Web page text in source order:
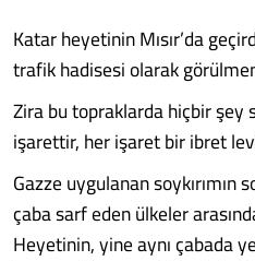
Katar heyetinin Mısır’da
trafik hadisesi olarak
Zira bu topraklarda hiçbir şey
işarettir, her işaret bir ibret
Gazze uygulanan soykırımın
çaba sarf eden ülkeler
Heyetinin, yine aynı çabada